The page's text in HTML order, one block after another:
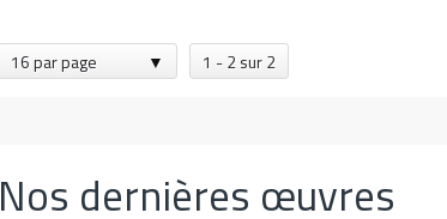
16 par page 1 - 2 sur 2
Nos dernières œuvres